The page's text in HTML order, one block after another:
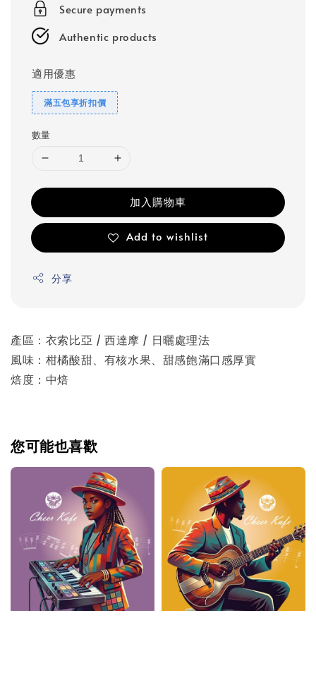
Secure payments
Authentic products
適用優惠
滿五包享折扣價
數量
加入購物車
Add to wishlist
分享
產區：衣索比亞 / 西達摩 / 日曬處理法
風味：柑橘酸甜、有核水果、甜感飽滿口感厚實
焙度：中焙
您可能也喜歡